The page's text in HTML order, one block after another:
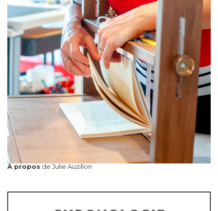
À propos de Julie Auzillon